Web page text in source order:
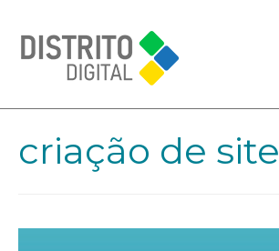
criação de site